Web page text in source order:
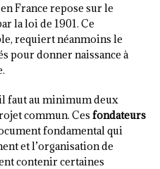
France repose sur le
la loi de 1901. Ce
requiert néanmoins le
pour donner naissance à
faut au minimum deux
commun. Ces fondateurs
fondamental qui
et l’organisation de
contenir certaines